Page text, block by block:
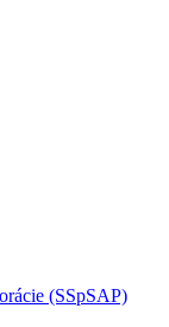
(SSpSAP)